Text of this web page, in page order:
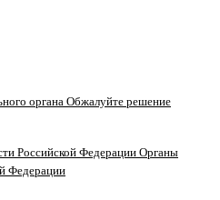
Обжалуйте решение
Органы
Федерации